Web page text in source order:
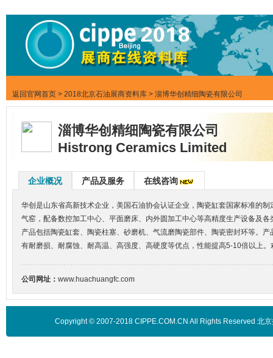
返回官网首页 > 2018北京石油展商资料库 > 淄博华创精细陶瓷有限公司
淄博华创精细陶瓷有限公司
Histrong Ceramics Limited
企业概况 产品及服务 在线咨询
华创是山东省高新技术企业，美国石油协会认证企业，陶瓷缸套国家标准的
气窑，配备数控加工中心、平面磨床、内外圆加工中心等高精度生产设备及
产品包括陶瓷缸套、陶瓷柱塞、砂磨机、气流磨陶瓷部件、陶瓷密封环等。
有耐磨损、耐腐蚀、耐高温、高强度、高硬度等优点，性能提高5-10倍以上
公司网址： www.huachuangfc.com
Copyright © 2007-2018 CIPPE.COM.CN All Rights Reserved